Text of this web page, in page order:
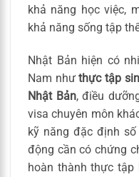
khả năng học việc,
khả năng sống tập
Nhật Bản hiện có
Nam nhưthực tập
Nhật Bản, điều
visa chuyên môn
kỹ năng đặc định số
động cần có chứng
hoàn thành thực